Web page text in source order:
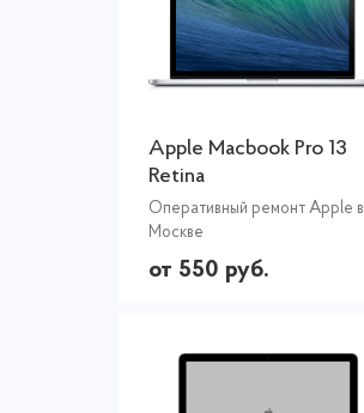
Apple Macbook Pro 13
Retina
Оперативный ремонт Apple в
Москве
от 550 руб.